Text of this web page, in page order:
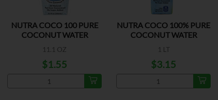
NUTRA COCO 100 PURE
COCONUT WATER
11.1 OZ
$1.55
NUTRA COCO 100% PURE
COCONUT WATER
1 LT
$3.15